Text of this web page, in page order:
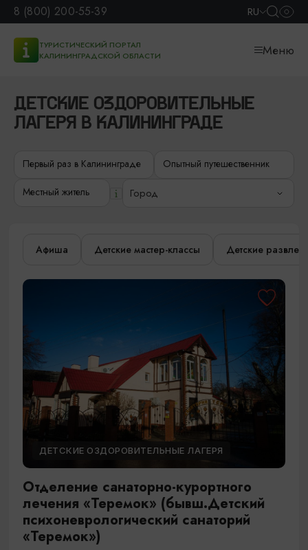
8 (800) 200-55-39 RU
ТУРИСТИЧЕСКИЙ ПОРТАЛ
КАЛИНИНГРАДСКОЙ ОБЛАСТИ
Меню
ДЕТСКИЕ ОЗДОРОВИТЕЛЬНЫЕ
ЛАГЕРЯ В КАЛИНИНГРАДЕ
Первый раз в Калининграде Опытный путешественник
Местный житель Город
Афиша Детские мастер-классы Детские
ДЕТСКИЕ ОЗДОРОВИТЕЛЬНЫЕ ЛАГЕРЯ
Отделение санаторно-курортного
лечения «Теремок» (бывш.Детский
психоневрологический санаторий
«Теремок»)